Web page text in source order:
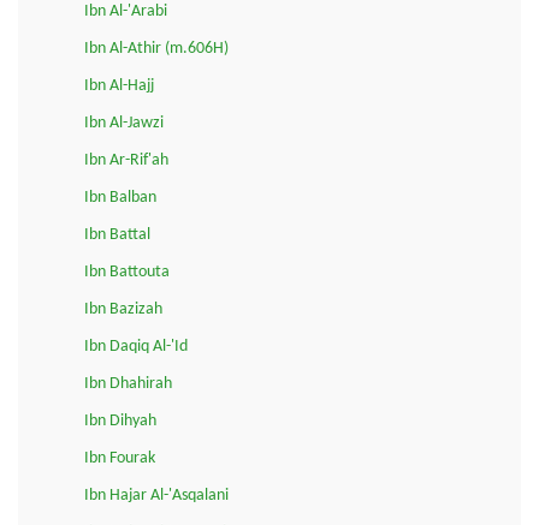
Ibn Al-'Arabi
Ibn Al-Athir (m.606H)
Ibn Al-Hajj
Ibn Al-Jawzi
Ibn Ar-Rif'ah
Ibn Balban
Ibn Battal
Ibn Battouta
Ibn Bazizah
Ibn Daqiq Al-'Id
Ibn Dhahirah
Ibn Dihyah
Ibn Fourak
Ibn Hajar Al-'Asqalani